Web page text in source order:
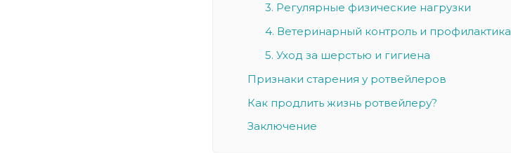
3. Регулярные физические нагрузки
4. Ветеринарный контроль и профилактика
5. Уход за шерстью и гигиена
Признаки старения у ротвейлеров
Как продлить жизнь ротвейлеру?
Заключение